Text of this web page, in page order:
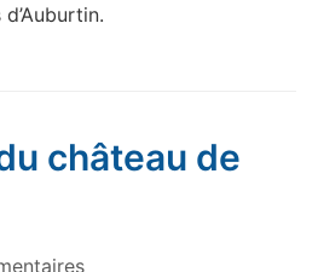
château de
sur